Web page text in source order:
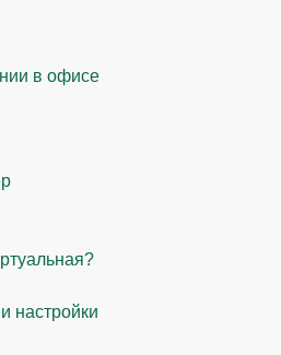
в офисе
настройки